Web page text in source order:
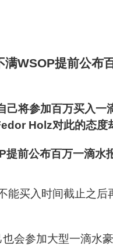
己将参加百万买入一
Holz对此的态度
能买入时间截止之
也会参加大型一滴水